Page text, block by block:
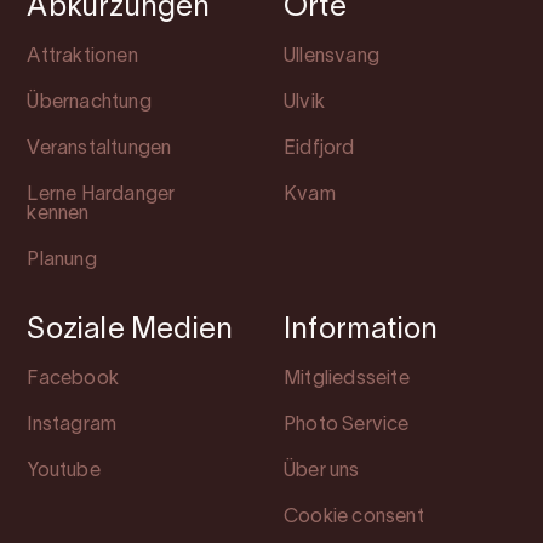
Abkürzungen
Attraktionen
Übernachtung
Veranstaltungen
Lerne Hardanger
kennen
Planung
Orte
Ullensvang
Ulvik
Eidfjord
Kvam
Soziale Medien
Facebook
Instagram
Youtube
Information
Mitgliedsseite
Photo Service
Über uns
Cookie consent